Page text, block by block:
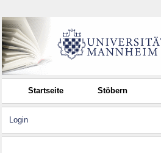
Startseite Stöbern
Login